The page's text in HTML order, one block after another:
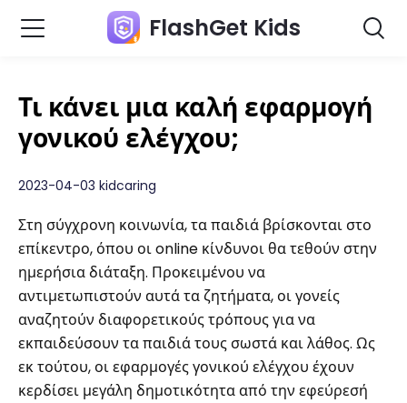
FlashGet Kids
Τι κάνει μια καλή εφαρμογή
γονικού ελέγχου;
2023-04-03 kidcaring
Στη σύγχρονη κοινωνία, τα παιδιά βρίσκονται στο
επίκεντρο, όπου οι online κίνδυνοι θα τεθούν στην
ημερήσια διάταξη. Προκειμένου να
αντιμετωπιστούν αυτά τα ζητήματα, οι γονείς
αναζητούν διαφορετικούς τρόπους για να
εκπαιδεύσουν τα παιδιά τους σωστά και λάθος. Ως
εκ τούτου, οι εφαρμογές γονικού ελέγχου έχουν
κερδίσει μεγάλη δημοτικότητα από την εφεύρεσή